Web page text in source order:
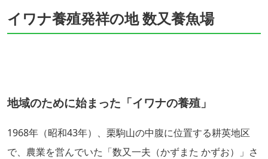
イワナ養殖発祥の地 数又養魚場
地域のために始まった「イワナの養殖」
1968年（昭和43年）、栗駒山の中腹に位置する耕英地区
で、農業を営んでいた「数又一夫（かずまた かずお）」さ